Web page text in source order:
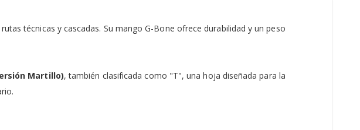
técnicas y cascadas. Su mango G-Bone ofrece durabilidad y un peso
Martillo), también clasificada como "T", una hoja diseñada para la